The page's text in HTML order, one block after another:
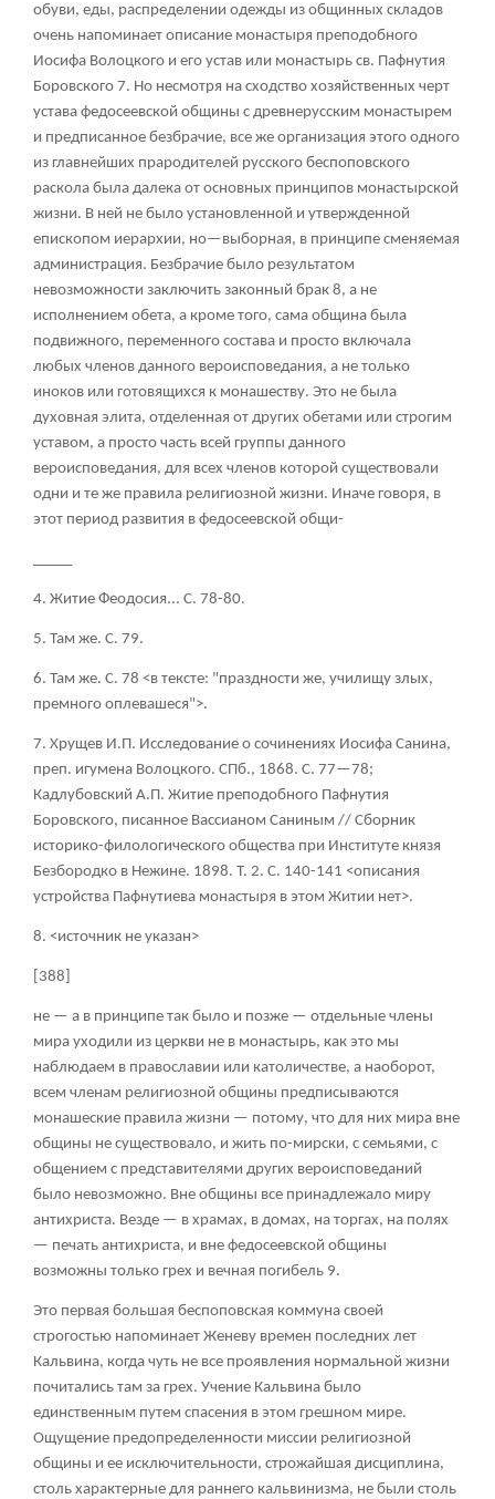
обуви, еды, распределении одежды из общинных складов
очень напоминает описание монастыря преподобного
Иосифа Волоцкого и его устав или монастырь св. Пафнутия
Боровского 7. Но несмотря на сходство хозяйственных черт
устава федосеевской общины с древнерусским монастырем
и предписанное безбрачие, все же организация этого одного
из главнейших прародителей русского беспоповского
раскола была далека от основных принципов монастырской
жизни. В ней не было установленной и утвержденной
епископом иерархии, но—выборная, в принципе сменяемая
администрация. Безбрачие было результатом
невозможности заключить законный брак 8, а не
исполнением обета, а кроме того, сама община была
подвижного, переменного состава и просто включала
любых членов данного вероисповедания, а не только
иноков или готовящихся к монашеству. Это не была
духовная элита, отделенная от других обетами или строгим
уставом, а просто часть всей группы данного
вероисповедания, для всех членов которой существовали
одни и те же правила религиозной жизни. Иначе говоря, в
этот период развития в федосеевской общи-
4. Житие Феодосия... С. 78-80.
5. Там же. С. 79.
6. Там же. С. 78 <в тексте: "праздности же, училищу злых,
премного оплевашеся">.
7. Хрущев И.П. Исследование о сочинениях Иосифа Санина,
преп. игумена Волоцкого. СПб., 1868. С. 77—78;
Кадлубовский А.П. Житие преподобного Пафнутия
Боровского, писанное Вассианом Саниным // Сборник
историко-филологического общества при Институте князя
Безбородко в Нежине. 1898. Т. 2. С. 140-141 <описания
устройства Пафнутиева монастыря в этом Житии нет>.
8. <источник не указан>
[388]
не — а в принципе так было и позже — отдельные члены
мира уходили из церкви не в монастырь, как это мы
наблюдаем в православии или католичестве, а наоборот,
всем членам религиозной общины предписываются
монашеские правила жизни — потому, что для них мира вне
общины не существовало, и жить по-мирски, с семьями, с
общением с представителями других вероисповеданий
было невозможно. Вне общины все принадлежало миру
антихриста. Везде — в храмах, в домах, на торгах, на полях
— печать антихриста, и вне федосеевской общины
возможны только грех и вечная погибель 9.
Это первая большая беспоповская коммуна своей
строгостью напоминает Женеву времен последних лет
Кальвина, когда чуть не все проявления нормальной жизни
почитались там за грех. Учение Кальвина было
единственным путем спасения в этом грешном мире.
Ощущение предопределенности миссии религиозной
общины и ее исключительности, строжайшая дисциплина,
столь характерные для раннего кальвинизма, не были столь